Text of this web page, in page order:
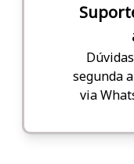
segunda
via